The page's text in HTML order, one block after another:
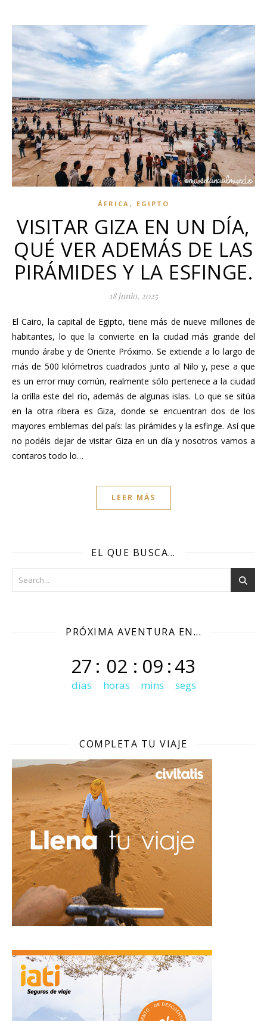
ÁFRICA , EGIPTO
VISITAR GIZA EN UN DÍA,
QUÉ VER ADEMÁS DE LAS
PIRÁMIDES Y LA ESFINGE.
18 junio, 2025
El Cairo, la capital de Egipto, tiene más de nueve millones de
habitantes, lo que la convierte en la ciudad más grande del
mundo árabe y de Oriente Próximo. Se extiende a lo largo de
más de 500 kilómetros cuadrados junto al Nilo y, pese a que
es un error muy común, realmente sólo pertenece a la ciudad
la orilla este del río, además de algunas islas. Lo que se sitúa
en la otra ribera es Giza, donde se encuentran dos de los
mayores emblemas del país: las pirámides y la esfinge. Así que
no podéis dejar de visitar Giza en un día y nosotros vamos a
contaros todo lo…
LEER MÁS
EL QUE BUSCA…
PRÓXIMA AVENTURA EN...
27
días
: 02
horas
: 09
mins
:41
segs
COMPLETA TU VIAJE